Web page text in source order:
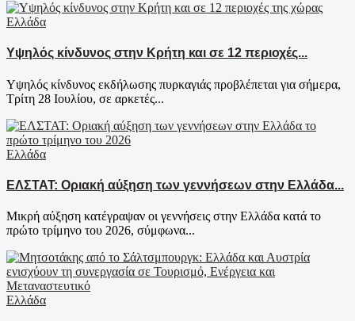
Ελλάδα
Υψηλός κίνδυνος στην Κρήτη και σε 12 περιοχές...
Υψηλός κίνδυνος εκδήλωσης πυρκαγιάς προβλέπεται για σήμερα,
Τρίτη 28 Ιουλίου, σε αρκετές...
Ελλάδα
ΕΛΣΤΑΤ: Οριακή αύξηση των γεννήσεων στην Ελλάδα...
Μικρή αύξηση κατέγραψαν οι γεννήσεις στην Ελλάδα κατά το
πρώτο τρίμηνο του 2026, σύμφωνα...
Ελλάδα